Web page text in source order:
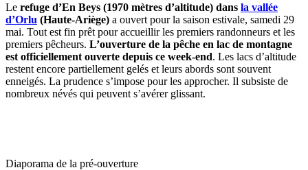
Le refuge d’En Beys (1970 mètres d’altitude) dans la vallée
d’Orlu (Haute-Ariège) a ouvert pour la saison estivale, samedi 29
mai. Tout est fin prêt pour accueillir les premiers randonneurs et les
premiers pêcheurs. L’ouverture de la pêche en lac de montagne
est officiellement ouverte depuis ce week-end. Les lacs d’altitude
restent encore partiellement gelés et leurs abords sont souvent
enneigés. La prudence s’impose pour les approcher. Il subsiste de
nombreux névés qui peuvent s’avérer glissant.
Diaporama de la pré-ouverture